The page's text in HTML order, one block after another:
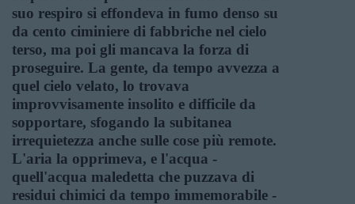
suo respiro si effondeva in fumo denso su
da cento ciminiere di fabbriche nel cielo
terso, ma poi gli mancava la forza di
proseguire. La gente, da tempo avvezza a
quel cielo velato, lo trovava
improvvisamente insolito e difficile da
sopportare, sfogando la subitanea
irrequietezza anche sulle cose più remote.
L'aria la opprimeva, e l'acqua -
quell'acqua maledetta che puzzava di
residui chimici da tempo immemorabile -